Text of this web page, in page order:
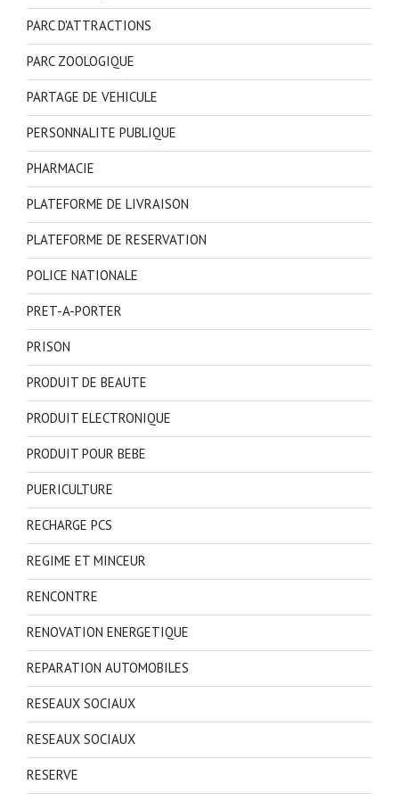
PARC D'ATTRACTIONS
PARC ZOOLOGIQUE
PARTAGE DE VEHICULE
PERSONNALITE PUBLIQUE
PHARMACIE
PLATEFORME DE LIVRAISON
PLATEFORME DE RESERVATION
POLICE NATIONALE
PRET-A-PORTER
PRISON
PRODUIT DE BEAUTE
PRODUIT ELECTRONIQUE
PRODUIT POUR BEBE
PUERICULTURE
RECHARGE PCS
REGIME ET MINCEUR
RENCONTRE
RENOVATION ENERGETIQUE
REPARATION AUTOMOBILES
RESEAUX SOCIAUX
RESEAUX SOCIAUX
RESERVE